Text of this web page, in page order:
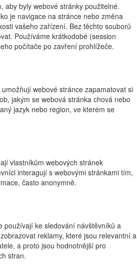
aby byly webové stránky použitelné.
je navigace na stránce nebo změna
vašeho zařízení. Bez těchto souborů
Používáme krátkodobé (session
počítače po zavření prohlížeče.
webové stránce zapamatovat si
jakým se webová stránka chová nebo
jazyk nebo region, ve kterém se
vlastníkům webových stránek
interagují s webovými stránkami tím,
často anonymně.
používají ke sledování návštěvníků a
reklamy, které jsou relevantní a
a proto jsou hodnotnější pro
stran.